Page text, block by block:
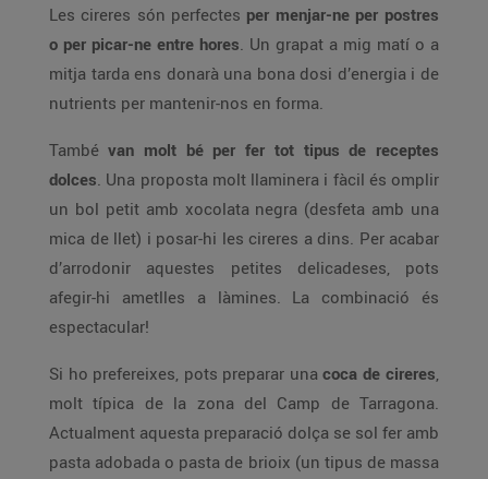
Les cireres són perfectes per menjar-ne per postres
o per picar-ne entre hores. Un grapat a mig matí o a
mitja tarda ens donarà una bona dosi d’energia i de
nutrients per mantenir-nos en forma.
També van molt bé per fer tot tipus de receptes
dolces. Una proposta molt llaminera i fàcil és omplir
un bol petit amb xocolata negra (desfeta amb una
mica de llet) i posar-hi les cireres a dins. Per acabar
d’arrodonir aquestes petites delicadeses, pots
afegir-hi ametlles a làmines. La combinació és
espectacular!
Si ho prefereixes, pots preparar una coca de cireres,
molt típica de la zona del Camp de Tarragona.
Actualment aquesta preparació dolça se sol fer amb
pasta adobada o pasta de brioix (un tipus de massa